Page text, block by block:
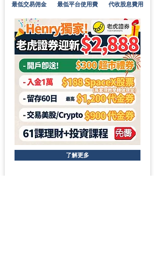
最低交易佣金 最低平台使用費 代收股息費用
了解更多